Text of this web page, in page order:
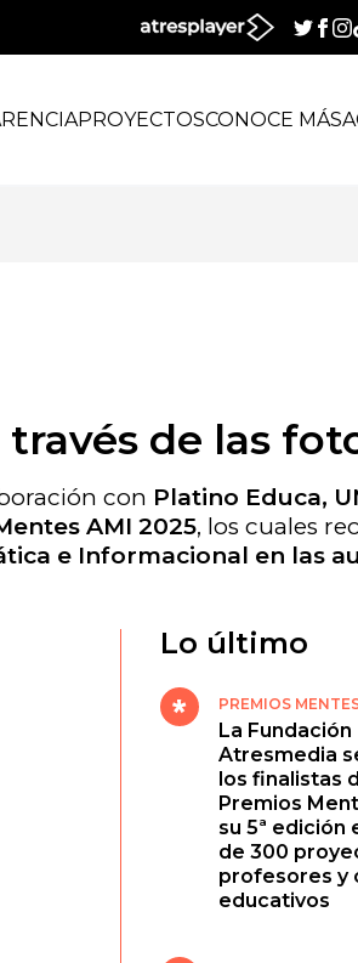
PROYECTOSCONOCE MÁS
de las
con Platino Educa,
AMI 2025, los cuales
e Informacional en las
Lo último
PREMIOS
La Fundación
Atresmedia
los finalistas
Premios
su 5ª edición
de 300
profesores y
educativos